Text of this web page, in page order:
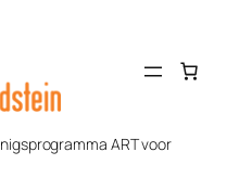
ART voor